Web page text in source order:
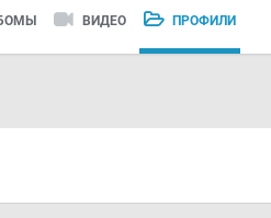
ВИДЕО ПРОФИЛИ